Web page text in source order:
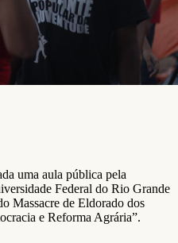
uma aula pública pela
Federal do Rio Grande
Massacre de Eldorado dos
e Reforma Agrária”.